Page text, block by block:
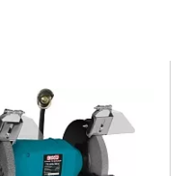
нет
нет